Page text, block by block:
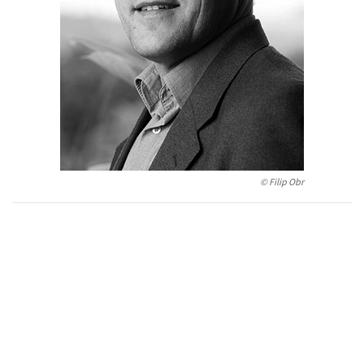
Beletria pre deti
Beletria pre dospelých
Humanitné a spoločenské
Jazyky
Kalendáre, diáre
Kariéra a osobný rozvoj
© Filip Obr